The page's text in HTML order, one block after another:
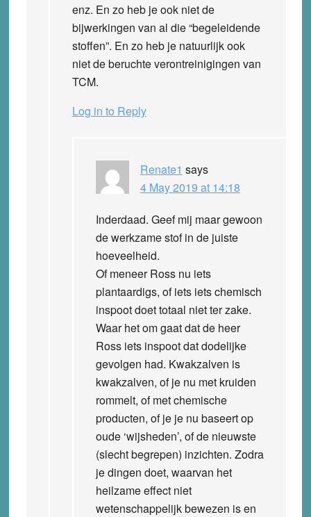
enz. En zo heb je ook niet de
bijwerkingen van al die “begeleidende
stoffen”. En zo heb je natuurlijk ook
niet de beruchte verontreinigingen van
TCM.
Log in to Reply
Renate1 says
4 May 2019 at 14:18
Inderdaad. Geef mij maar gewoon
de werkzame stof in de juiste
hoeveelheid.
Of meneer Ross nu iets
plantaardigs, of iets iets chemisch
inspoot doet totaal niet ter zake.
Waar het om gaat dat de heer
Ross iets inspoot dat dodelijke
gevolgen had. Kwakzalven is
kwakzalven, of je nu met kruiden
rommelt, of met chemische
producten, of je je nu baseert op
oude ‘wijsheden’, of de nieuwste
(slecht begrepen) inzichten. Zodra
je dingen doet, waarvan het
heilzame effect niet
wetenschappelijk bewezen is en